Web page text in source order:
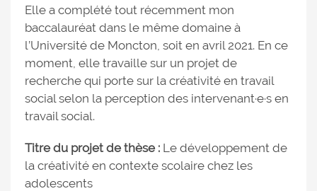
Elle a complété tout récemment mon
baccalauréat dans le même domaine à
l’Université de Moncton, soit en avril 2021. En ce
moment, elle travaille sur un projet de
recherche qui porte sur la créativité en travail
social selon la perception des intervenant∙e∙s en
travail social.
Titre du projet de thèse : Le développement de
la créativité en contexte scolaire chez les
adolescents